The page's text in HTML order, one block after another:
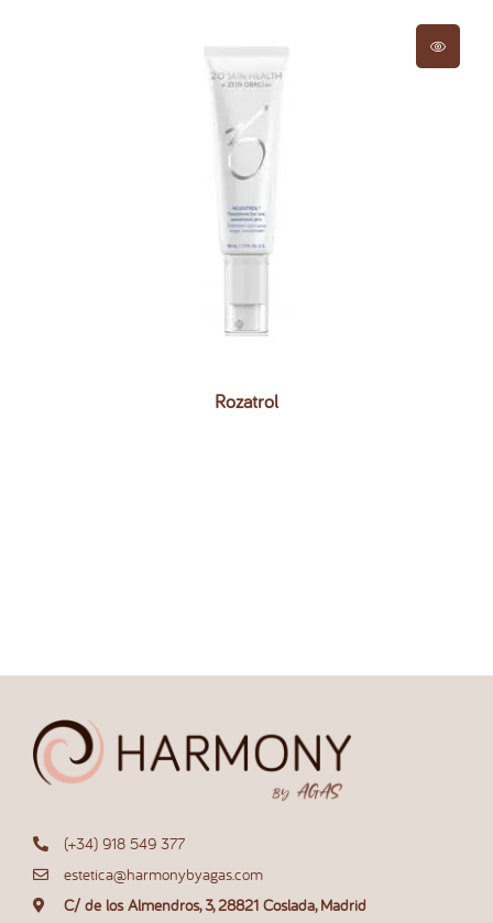
Rozatrol
(+34) 918 549 377
estetica@harmonybyagas.com
C/ de los Almendros, 3, 28821 Coslada, Madrid